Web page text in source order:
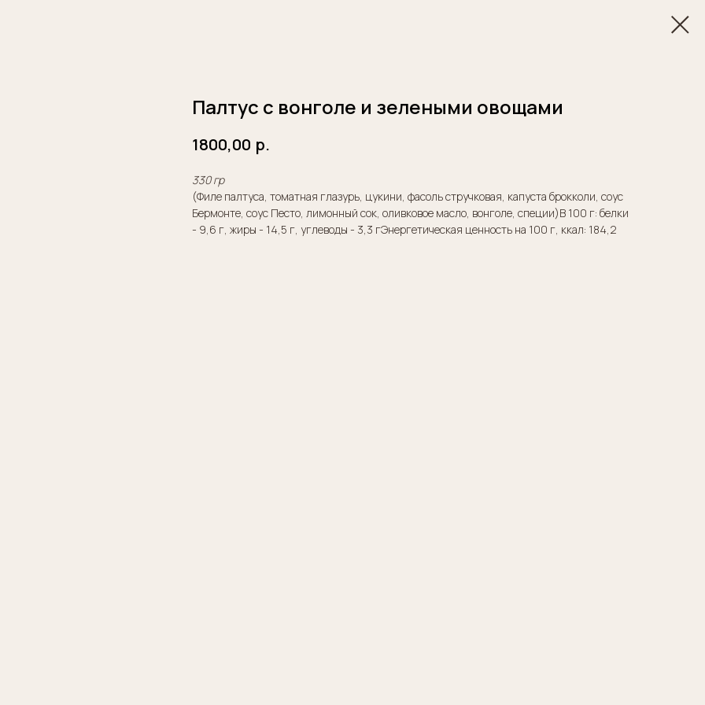
Палтус с вонголе и зелеными овощами
1800,00 р.
330 гр
(Филе палтуса, томатная глазурь, цукини, фасоль стручковая, капуста брокколи, соус
Бермонте, соус Песто, лимонный сок, оливковое масло, вонголе, специи)В 100 г: белки
- 9,6 г, жиры - 14,5 г, углеводы - 3,3 гЭнергетическая ценность на 100 г, ккал: 184,2